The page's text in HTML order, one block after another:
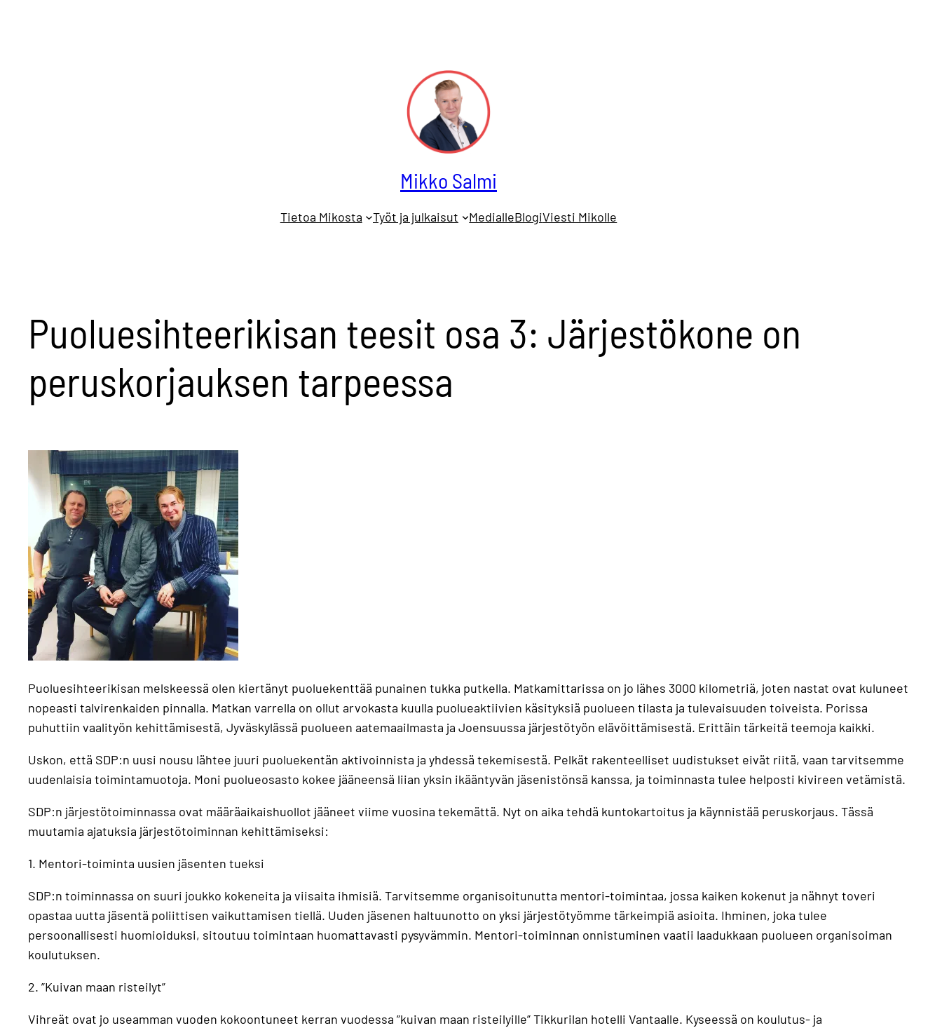
Mikko Salmi
Tietoa Mikosta Työt ja julkaisut MedialleBlogiViesti Mikolle
Puoluesihteerikisan teesit osa 3: Järjestökone on
peruskorjauksen tarpeessa
Puoluesihteerikisan melskeessä olen kiertänyt puoluekenttää punainen tukka putkella. Matkamittarissa on jo lähes 3000 kilometriä, joten nastat ovat kuluneet
nopeasti talvirenkaiden pinnalla. Matkan varrella on ollut arvokasta kuulla puolueaktiivien käsityksiä puolueen tilasta ja tulevaisuuden toiveista. Porissa
puhuttiin vaalityön kehittämisestä, Jyväskylässä puolueen aatemaailmasta ja Joensuussa järjestötyön elävöittämisestä. Erittäin tärkeitä teemoja kaikki.
Uskon, että SDP:n uusi nousu lähtee juuri puoluekentän aktivoinnista ja yhdessä tekemisestä. Pelkät rakenteelliset uudistukset eivät riitä, vaan tarvitsemme
uudenlaisia toimintamuotoja. Moni puolueosasto kokee jääneensä liian yksin ikääntyvän jäsenistönsä kanssa, ja toiminnasta tulee helposti kivireen vetämistä.
SDP:n järjestötoiminnassa ovat määräaikaishuollot jääneet viime vuosina tekemättä. Nyt on aika tehdä kuntokartoitus ja käynnistää peruskorjaus. Tässä
muutamia ajatuksia järjestötoiminnan kehittämiseksi:
1. Mentori-toiminta uusien jäsenten tueksi
SDP:n toiminnassa on suuri joukko kokeneita ja viisaita ihmisiä. Tarvitsemme organisoitunutta mentori-toimintaa, jossa kaiken kokenut ja nähnyt toveri
opastaa uutta jäsentä poliittisen vaikuttamisen tiellä. Uuden jäsenen haltuunotto on yksi järjestötyömme tärkeimpiä asioita. Ihminen, joka tulee
persoonallisesti huomioiduksi, sitoutuu toimintaan huomattavasti pysyvämmin. Mentori-toiminnan onnistuminen vaatii laadukkaan puolueen organisoiman
koulutuksen.
2. ”Kuivan maan risteilyt”
Vihreät ovat jo useamman vuoden kokoontuneet kerran vuodessa ”kuivan maan risteilyille” Tikkurilan hotelli Vantaalle. Kyseessä on koulutus- ja